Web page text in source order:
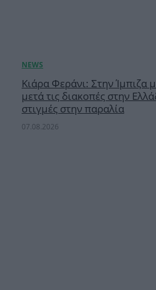
Κιάρα Φεράνι: Στην Ίμπιζα
μετά τις διακοπές στην
στιγμές στην παραλία
07.08.2026